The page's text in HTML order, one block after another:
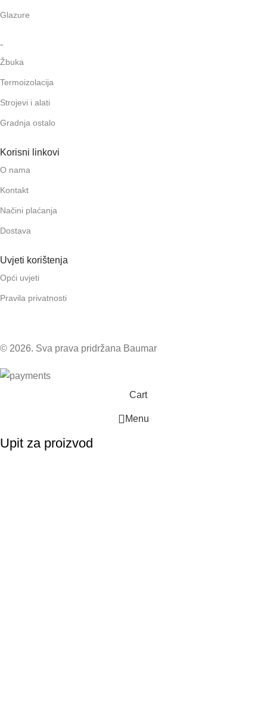
Glazure
-
Žbuka
Termoizolacija
Strojevi i alati
Gradnja ostalo
Korisni linkovi
O nama
Kontakt
Načini plaćanja
Dostava
Uvjeti korištenja
Opći uvjeti
Pravila privatnosti
© 2026. Sva prava pridržana Baumar
Cart
Menu
Upit za proizvod